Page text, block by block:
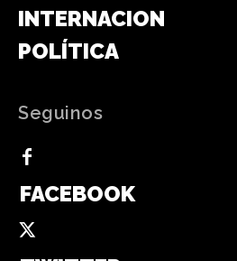
INTERNACIONAL
POLÍTICA
Seguinos
FACEBOOK